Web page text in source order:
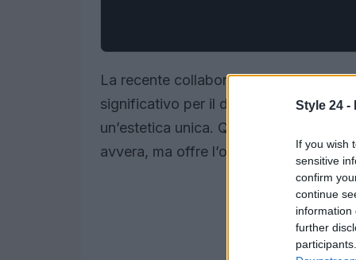
Style 24 -
If you wish
sensitive
confirm
continue
information
further
La recente collaborazione traLudovic
significativo per il designer belga,
un’estetica unica. Questa capsule
avvera, ma offre l’opportunità di